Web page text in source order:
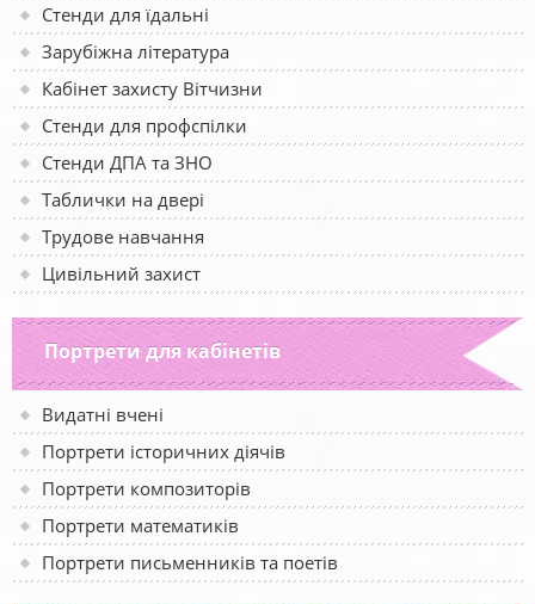
Стенди для їдальні
Зарубіжна література
Кабінет захисту Вітчизни
Стенди для профспілки
Стенди ДПА та ЗНО
Таблички на двері
Трудове навчання
Цивільний захист
Портрети для кабінетів
Видатні вчені
Портрети історичних діячів
Портрети композиторів
Портрети математиків
Портрети письменників та поетів